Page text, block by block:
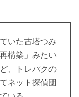
いた古塔つみ
構築」みたい
、トレパクの
ネット探偵団